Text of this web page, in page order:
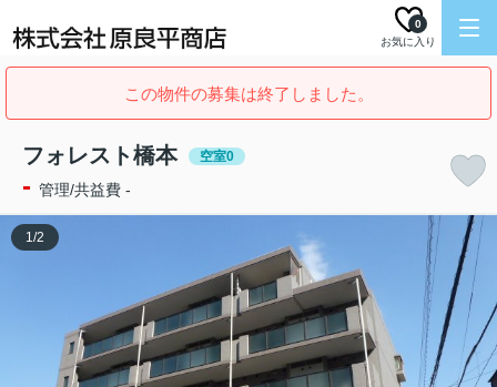
お気に入り
0
この物件の募集は終了しました。
フォレスト橋本 空室0
- 管理/共益費 -
1/2